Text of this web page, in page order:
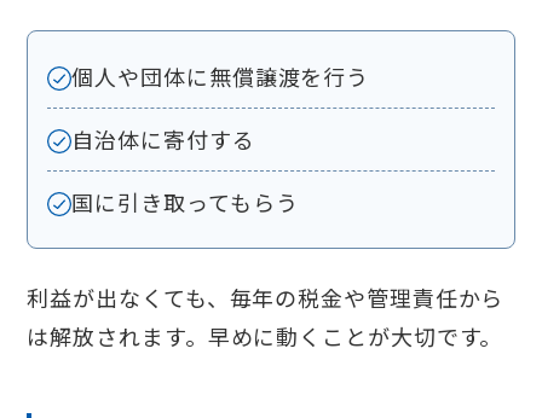
個人や団体に無償譲渡を行う
自治体に寄付する
国に引き取ってもらう
利益が出なくても、毎年の税金や管理責任から
は解放されます。早めに動くことが大切です。